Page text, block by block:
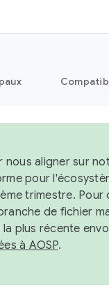
nous aligner sur
pour
trimestre.
de fichier
plus récente
à AOSP.